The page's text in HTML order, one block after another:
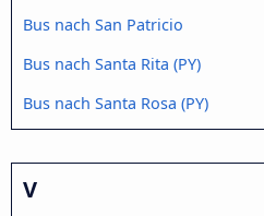
Bus nach San Patricio
Bus nach Santa Rita (PY)
Bus nach Santa Rosa (PY)
V